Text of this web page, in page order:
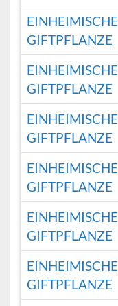
EINHEIMISCHE
GIFTPFLANZE
EINHEIMISCHE
GIFTPFLANZE
EINHEIMISCHE
GIFTPFLANZE
EINHEIMISCHE
GIFTPFLANZE
EINHEIMISCHE
GIFTPFLANZE
EINHEIMISCHE
GIFTPFLANZE